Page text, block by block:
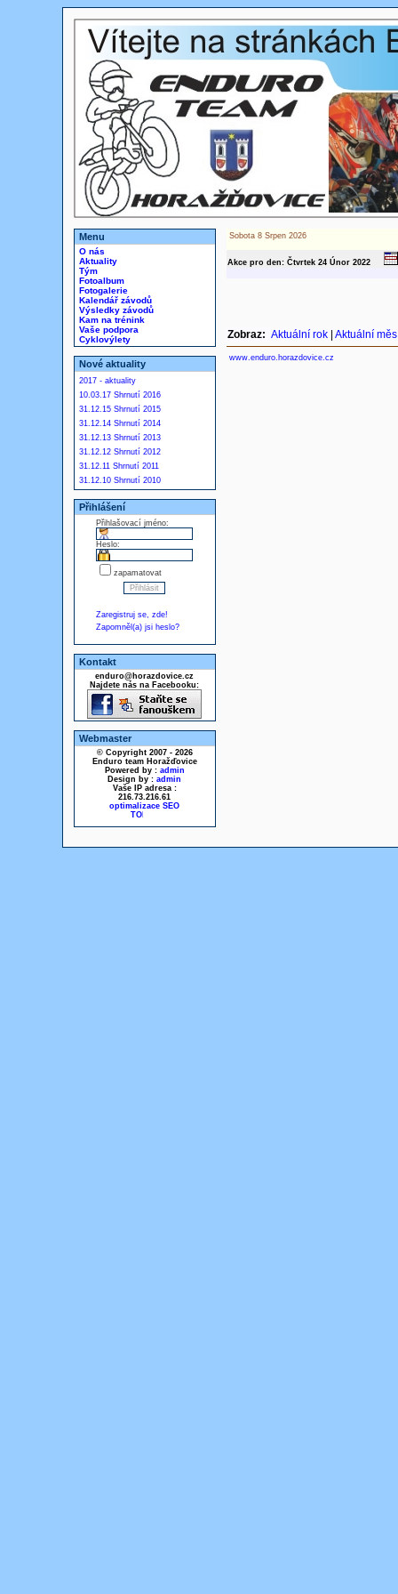
Menu
O nás
Aktuality
Tým
Fotoalbum
Fotogalerie
Kalendář závodů
Výsledky závodů
Kam na trénink
Vaše podpora
Cyklovýlety
Nové aktuality
2017 - aktuality
10.03.17 Shrnutí 2016
31.12.15 Shrnutí 2015
31.12.14 Shrnutí 2014
31.12.13 Shrnutí 2013
31.12.12 Shrnutí 2012
31.12.11 Shrnutí 2011
31.12.10 Shrnutí 2010
Přihlášení
Přihlašovací jméno:
Heslo:
zapamatovat
Zaregistruj se, zde!
Zapomněl(a) jsi heslo?
Kontakt
enduro@horazdovice.cz
Najdete nás na Facebooku:
Webmaster
© Copyright 2007 - 2026
Enduro team Horažďovice
Powered by : admin
Design by : admin
Vaše IP adresa :
216.73.216.61
optimalizace SEO
Sobota 8 Srpen 2026
Akce pro den: Čtvrtek 24 Únor2022
Zobraz: Aktuální rok| Aktuální
www.enduro.horazdovice.cz